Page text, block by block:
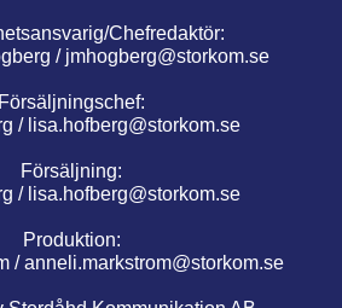
Chefredaktör:
/ jmhogberg@storkom.se
Försäljningschef:
/ lisa.hofberg@storkom.se
Försäljning:
/ lisa.hofberg@storkom.se
Produktion:
/anneli.markstrom@storkom.se